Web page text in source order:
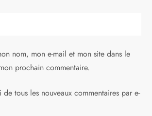
nom, mon e-mail et mon site dans le
prochain commentaire.
de tous les nouveaux commentaires par e-